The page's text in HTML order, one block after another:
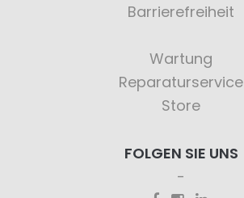
Barrierefreiheit
Wartung
Reparaturservice
Store
FOLGEN SIE UNS